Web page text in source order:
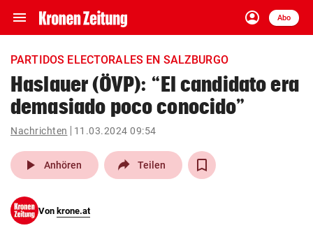
menu Navigation
ein-/ausklappen
account_circle
Anmelden
Abo
close Schließen
Abonnieren
account_circle Anmelden
arrow_right
pin_drop
Wien arrow_right
PARTIDOS ELECTORALES EN SALZBURGO
Haslauer (ÖVP): “El candidato era
demasiado poco conocido”
Nachrichten 11.03.2024 09:54
play_arrow Anhören Teilen
Von krone.at